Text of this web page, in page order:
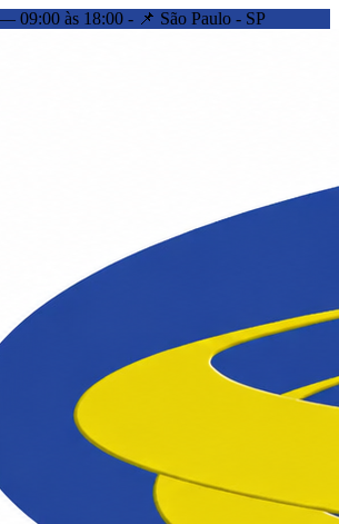
09:00 às 18:00 - 📌 São Paulo - SP